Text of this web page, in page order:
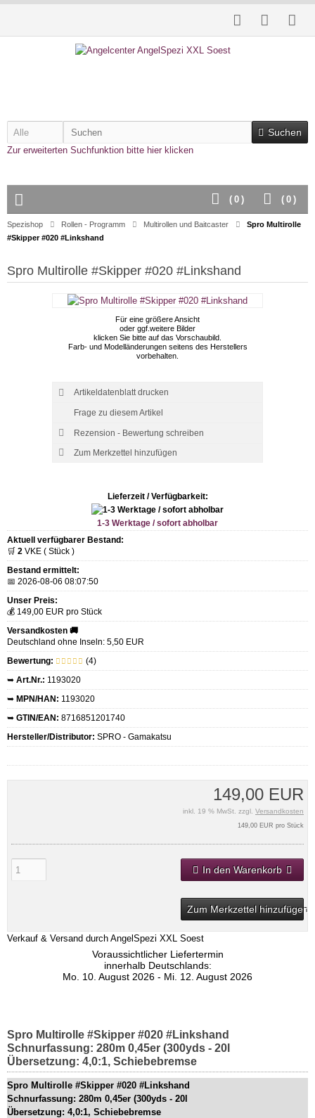
Suchen
Zur erweiterten Suchfunktion bitte hier klicken
( 0 )
( 0 )
Spezishop Rollen - Programm Multirollen und Baitcaster
Spro Multirolle
#Skipper #020 #Linkshand
Spro Multirolle #Skipper #020 #Linkshand
Für eine größere Ansicht
oder ggf.weitere Bilder
klicken Sie bitte auf das Vorschaubild.
Farb- und Modelländerungen seitens des Herstellers
vorbehalten.
Artikeldatenblatt drucken
Frage zu diesem Artikel
Rezension - Bewertung schreiben
Lieferzeit / Verfügbarkeit:
1-3 Werktage / sofort abholbar
Aktuell verfügbarer Bestand:
🛒 2 VKE ( Stück )
Bestand ermittelt:
📅 2026-08-06 08:07:50
Unser Preis:
💰 149,00 EUR pro Stück
Versandkosten 🚚
Deutschland ohne Inseln: 5,50 EUR
Bewertung:
(4)
➥ Art.Nr.: 1193020
➥ MPN/HAN: 1193020
➥ GTIN/EAN: 8716851201740
Hersteller/Distributor: SPRO - Gamakatsu
149,00 EUR
inkl. 19 % MwSt. zzgl. Versandkosten
149,00 EUR pro Stück
In den Warenkorb
Zum Merkzettel hinzufügen
Verkauf & Versand durch AngelSpezi XXL Soest
Voraussichtlicher Liefertermin
innerhalb Deutschlands:
Mo. 10. August 2026 - Mi. 12. August 2026
Spro Multirolle #Skipper #020 #Linkshand
Schnurfassung: 280m 0,45er (300yds - 20l
Übersetzung: 4,0:1, Schiebebremse
Spro Multirolle #Skipper #020 #Linkshand
Schnurfassung: 280m 0,45er (300yds - 20l
Übersetzung: 4,0:1, Schiebebremse